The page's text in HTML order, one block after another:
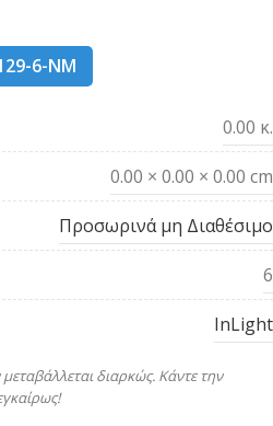
6-ΝΜ
0.00 κ.
0.00 × 0.00 × 0.00 cm
Προσωρινά μη Διαθέσιμο
6
InLight
διαρκώς. Κάντε την